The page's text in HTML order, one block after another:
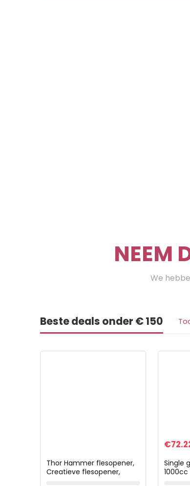
NEEM
We
Beste deals onder € 150
Thor Hammer flesopener,
Creatieve flesopener,
€
Single
1000cc